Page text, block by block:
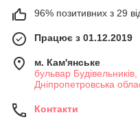
96% позитивних з 29
Працює з 01.12.2019
м. Кам'янське
бульвар
Дніпропетровська
Контакти